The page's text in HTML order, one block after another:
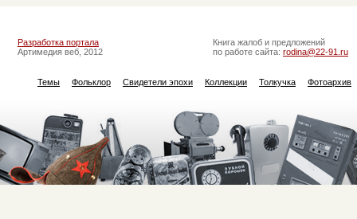
Разработка портала
Артимедия веб, 2012
Книга жалоб и предложений
по работе сайта: rodina@22-91.ru
Темы Фольклор Свидетели эпохи Коллекции Толкучка Фотоархив